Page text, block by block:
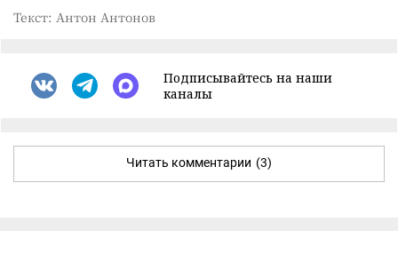
Текст: Антон Антонов
Подписывайтесь на наши
каналы
Читать комментарии (3)